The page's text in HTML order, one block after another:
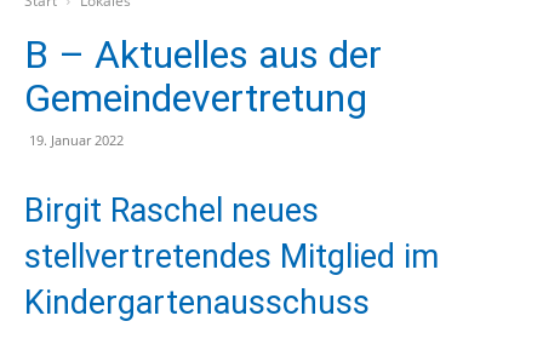
Verlag
B – Aktuelles aus der
Gemeindevertretung
19. Januar 2022
Birgit Raschel neues
stellvertretendes Mitglied im
Kindergartenausschuss